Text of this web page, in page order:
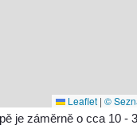
Leaflet | ©
je záměrně o cca 10 -